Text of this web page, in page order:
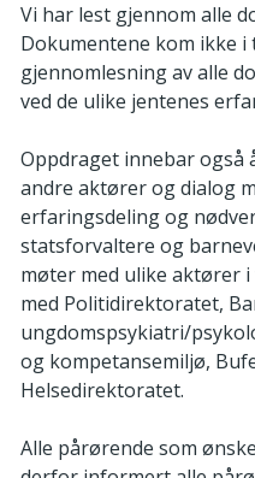
Vi har lest gjennom alle
Dokumentene kom ikke
gjennomlesning av alle
ved de ulike jentenes
Oppdraget innebar
andre aktører og dialog
erfaringsdeling og
statsforvaltere og
møter med ulike aktører
med Politidirektoratet,
ungdomspsykiatri/
og kompetansemiljø,
Helsedirektoratet.
Alle pårørende som